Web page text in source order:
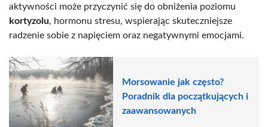
aktywności może przyczynić się do obniżenia poziomu
kortyzolu, hormonu stresu, wspierając skuteczniejsze
radzenie sobie z napięciem oraz negatywnymi emocjami.
Morsowanie jak często?
Poradnik dla początkujących i
zaawansowanych